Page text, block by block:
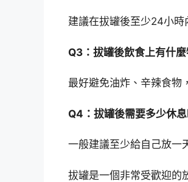
建議在拔罐後至少24小時
Q3：拔罐後飲食上有什麼
最好避免油炸、辛辣食物
Q4：拔罐後需要多少休息
一般建議至少給自己放一
拔罐是一個非常受歡迎的